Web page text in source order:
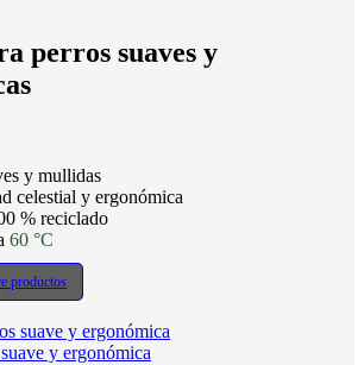
perros suaves y
y mullidas
celestial y ergonómica
% reciclado
60 °C
productos
y ergonómica